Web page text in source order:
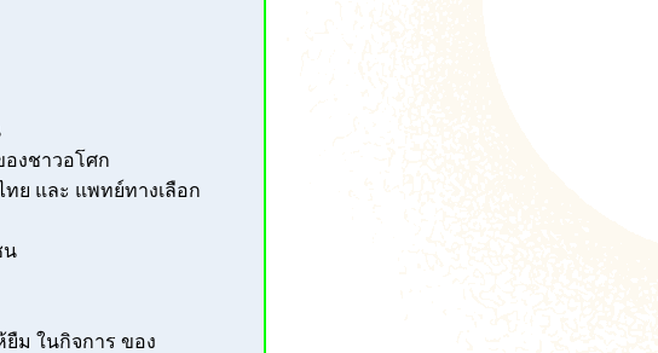
งชาวอโศก
ย และ แพทย์ทางเลือก
น
ยืม ในกิจการ ของ